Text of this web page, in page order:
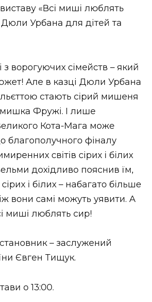
(відеоверсія)
УКРАЇНИ
«Всі миші люблять
Дюли Урбана для дітей та
з ворогуючих сімейств – який
Але в казці Дюли Урбана
стають сірий мишеня
Фружі. І лише
Кота-Мага може
благополучного фіналу
світів сірих і білих
дохідливо пояснив їм,
і білих – набагато більше
вони самі можуть уявити. А
миші люблять сир!
– заслужений
Євген Тищук.
о 13:00.